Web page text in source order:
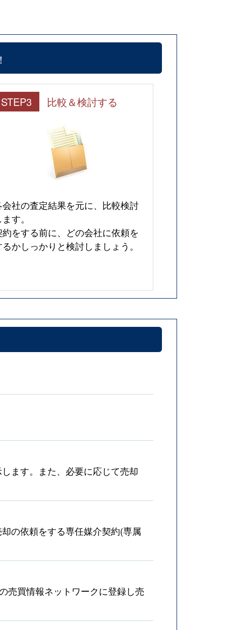
STEP3 比較＆検討する
会社の査定結果を元に、比較検討
す。
約をする前に、どの会社に依頼を
かしっかりと検討しましょう。
ます。また、必要に応じて売却
の依頼をする専任媒介契約(専属
売買情報ネットワークに登録し売